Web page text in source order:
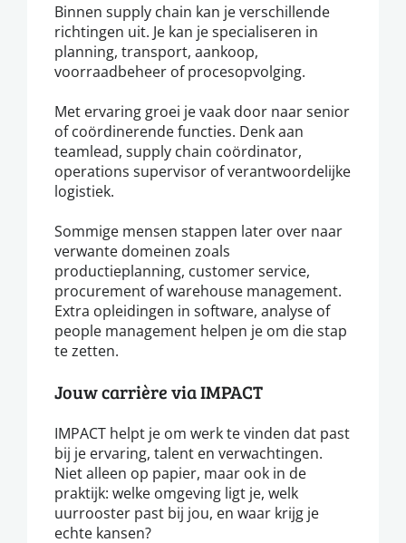
Binnen supply chain kan je verschillende
richtingen uit. Je kan je specialiseren in
planning, transport, aankoop,
voorraadbeheer of procesopvolging.
Met ervaring groei je vaak door naar senior
of coördinerende functies. Denk aan
teamlead, supply chain coördinator,
operations supervisor of verantwoordelijke
logistiek.
Sommige mensen stappen later over naar
verwante domeinen zoals
productieplanning, customer service,
procurement of warehouse management.
Extra opleidingen in software, analyse of
people management helpen je om die stap
te zetten.
Jouw carrière via IMPACT
IMPACT helpt je om werk te vinden dat past
bij je ervaring, talent en verwachtingen.
Niet alleen op papier, maar ook in de
praktijk: welke omgeving ligt je, welk
uurrooster past bij jou, en waar krijg je
echte kansen?